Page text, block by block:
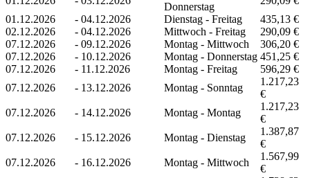
Donnerstag
01.12.2026
- 04.12.2026 Dienstag - Freitag
435,13 €
02.12.2026
- 04.12.2026 Mittwoch - Freitag
290,09 €
07.12.2026
- 09.12.2026 Montag - Mittwoch
306,20 €
07.12.2026
- 10.12.2026 Montag - Donnerstag 451,25 €
07.12.2026
- 11.12.2026 Montag - Freitag
596,29 €
07.12.2026
- 13.12.2026 Montag - Sonntag
1.217,23
€
07.12.2026
- 14.12.2026 Montag - Montag
1.217,23
€
07.12.2026
- 15.12.2026 Montag - Dienstag
1.387,87
€
07.12.2026
- 16.12.2026 Montag - Mittwoch
1.567,99
€